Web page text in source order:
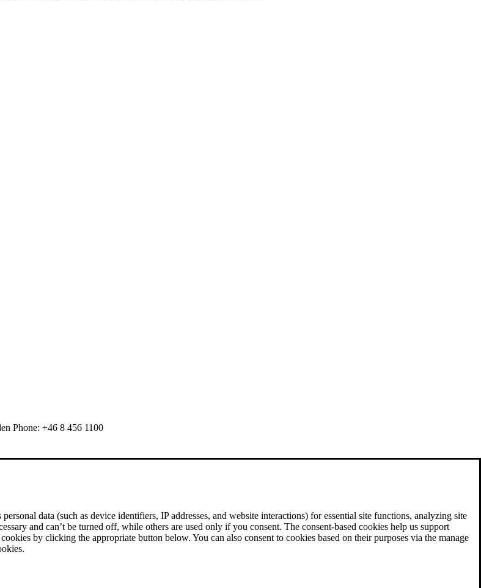
Phone: +46 8 456 1100
data (such as device identifiers, IP addresses, and website interactions) for essential site functions, analyzing site
and can’t be turned off, while others are used only if you consent. The consent-based cookies help us support
by clicking the appropriate button below. You can also consent to cookies based on their purposes via the manage